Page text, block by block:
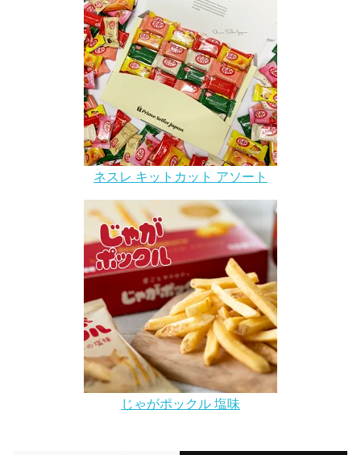
ネスレ キットカット アソート
じゃがポックル 塩味